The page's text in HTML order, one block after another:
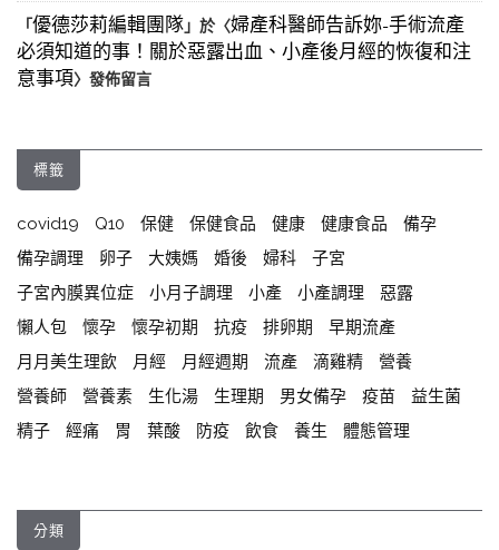
「優德莎莉編輯團隊」於〈婦產科醫師告訴妳-手術流產
必須知道的事！關於惡露出血、小產後月經的恢復和注
意事項〉發佈留言
標籤
covid19 Q10 保健 保健食品 健康 健康食品
備孕
備孕調理
卵子 大姨媽 婚後 婦科
子宮
子宮內膜異位症
小月子調理 小產 小產調理
惡露
懶人包
懷孕 懷孕初期 抗疫 排卵期
早期流產
月月美生理飲
月經 月經週期 流產 滴雞精
營養
營養師
營養素 生化湯 生理期 男女備孕 疫苗
益生菌
精子
經痛 胃 葉酸 防疫 飲食 養生 體態管理
分類